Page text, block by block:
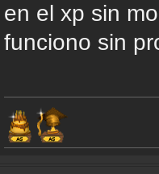
en el xp sin
funciono sin